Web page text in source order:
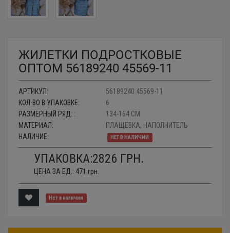
ЖИЛЕТКИ ПОДРОСТКОВЫЕ
ОПТОМ 56189240 45569-11
АРТИКУЛ:
56189240 45569-11
КОЛ-ВО В УПАКОВКЕ:
6
РАЗМЕРНЫЙ РЯД: :
134-164 СМ
МАТЕРИАЛ:
ПЛАЩЕВКА, НАПОЛНИТЕЛЬ
НАЛИЧИЕ:
НЕТ В НАЛИЧИИ
УПАКОВКА:2826 ГРН.
ЦЕНА ЗА ЕД.: 471 грн.
Нет в наличии